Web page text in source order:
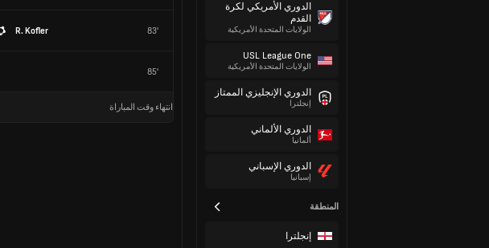
الدوري الأمريكي لكرة
القدم
الولايات المتحدة الأمريكية
USL League One
الولايات المتحدة الأمريكية
الدوري الإنجليزي الممتاز
إنجلترا
الدوري الألماني
ألمانيا
الدوري الإسباني
إسبانيا
المنطقة
إنجلترا
83'
R. Kofler
85'
انتهاء وقت المباراة